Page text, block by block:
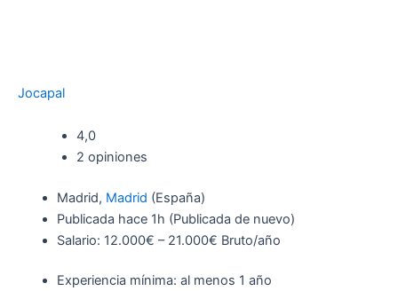
Jocapal
4,0
2 opiniones
Madrid, Madrid (España)
Publicada hace 1h (Publicada de nuevo)
Salario: 12.000€ – 21.000€ Bruto/año
Experiencia mínima: al menos 1 año